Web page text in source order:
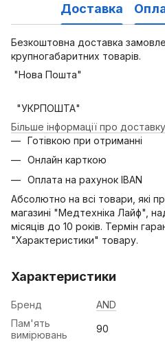
Доставка
Безкоштовна доставка
крупногабаритних товарів.
"Нова Пошта"
"УКРПОШТА"
Більше інформації про доставку
Готівкою при отриманні
Онлайн карткою
Оплата на рахунок IBAN
Абсолютно на всі товари, які
магазині "Медтехніка Лайф",
місяців до 10 років. Термін
"Характеристики" товару.
Характеристики
Бренд
AND
Пам'ять
вимірювань
90